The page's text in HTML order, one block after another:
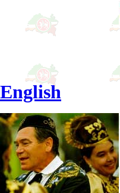
English